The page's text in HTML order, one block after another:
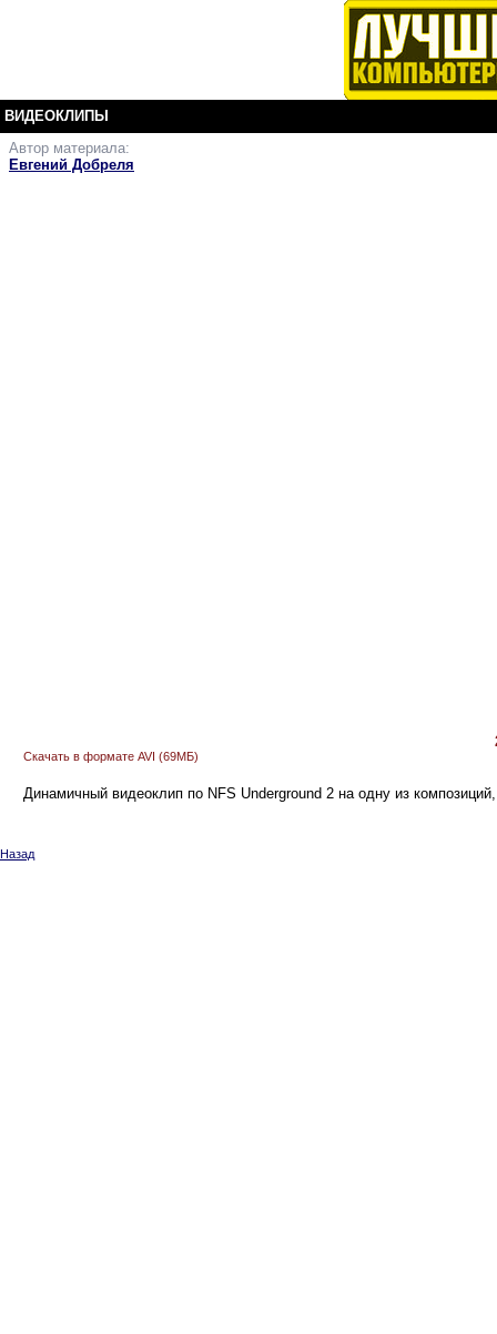
ВИДЕОКЛИПЫ
Автор материала:
Евгений Добреля
Скачать в формате AVI (69МБ)
Динамичный видеоклип по NFS Underground 2 на одну из
Назад